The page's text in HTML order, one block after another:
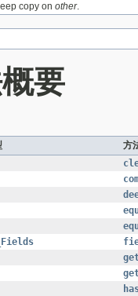
copy on other.
要
方